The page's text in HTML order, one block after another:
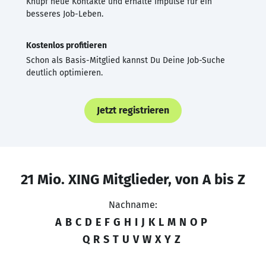
besseres Job-Leben.
Kostenlos profitieren
Schon als Basis-Mitglied kannst Du Deine Job-Suche
deutlich optimieren.
Jetzt registrieren
21 Mio. XING Mitglieder, von A bis Z
Nachname:
A B C D E F G H I J K L M N O P
Q R S T U V W X Y Z